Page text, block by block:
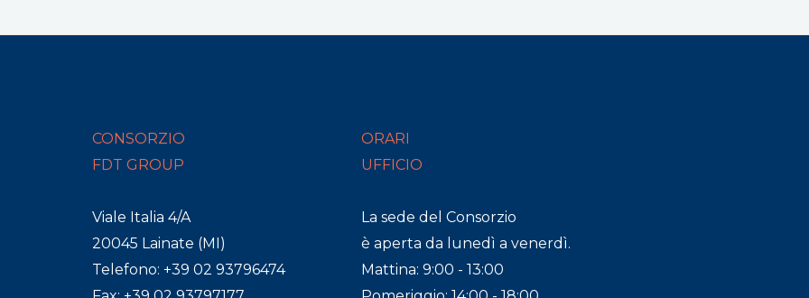
CONSORZIO
FDT GROUP
Viale Italia 4/A
20045 Lainate (MI)
Telefono: +39 02 93796474
ORARI
UFFICIO
La sede del Consorzio
è aperta da lunedì a venerdì.
Mattina: 9:00 - 13:00